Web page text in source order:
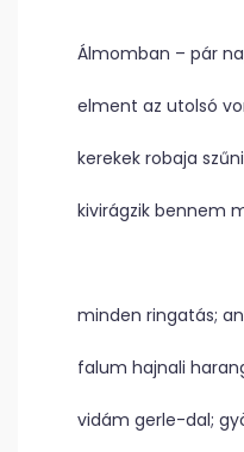
Álmomban – pár
elment az utolsó
kerekek robaja
kivirágzik bennem
minden ringatás;
falum hajnali
vidám gerle-dal;